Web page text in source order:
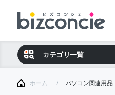
カテゴリ一覧
ホーム パソコン関連用品